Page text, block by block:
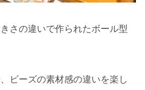
さの違いで作られたボール型
ビーズの素材感の違いを楽し